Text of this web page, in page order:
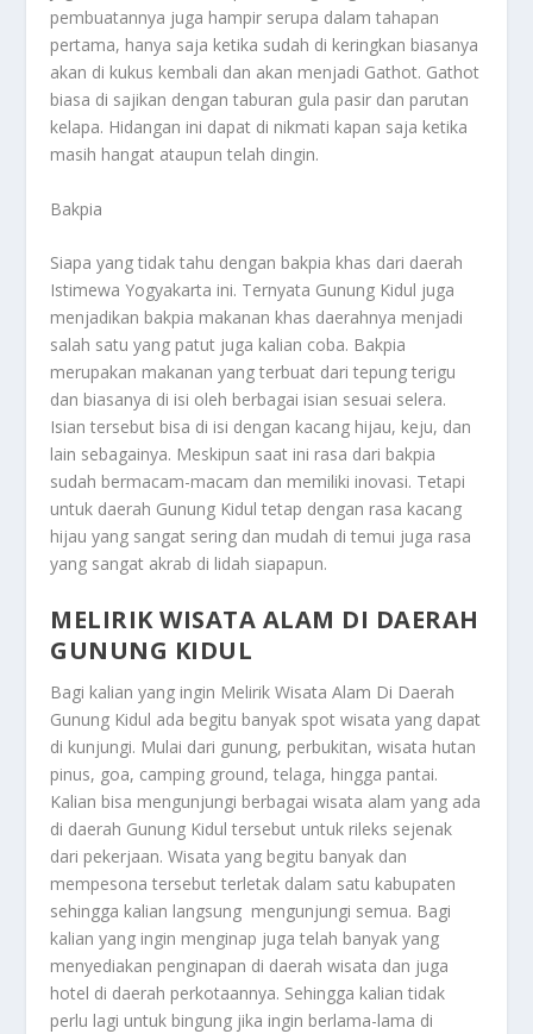
pembuatannya juga hampir serupa dalam tahapan
pertama, hanya saja ketika sudah di keringkan biasanya
akan di kukus kembali dan akan menjadi Gathot. Gathot
biasa di sajikan dengan taburan gula pasir dan parutan
kelapa. Hidangan ini dapat di nikmati kapan saja ketika
masih hangat ataupun telah dingin.
Bakpia
Siapa yang tidak tahu dengan bakpia khas dari daerah
Istimewa Yogyakarta ini. Ternyata Gunung Kidul juga
menjadikan bakpia makanan khas daerahnya menjadi
salah satu yang patut juga kalian coba. Bakpia
merupakan makanan yang terbuat dari tepung terigu
dan biasanya di isi oleh berbagai isian sesuai selera.
Isian tersebut bisa di isi dengan kacang hijau, keju, dan
lain sebagainya. Meskipun saat ini rasa dari bakpia
sudah bermacam-macam dan memiliki inovasi. Tetapi
untuk daerah Gunung Kidul tetap dengan rasa kacang
hijau yang sangat sering dan mudah di temui juga rasa
yang sangat akrab di lidah siapapun.
MELIRIK WISATA ALAM DI DAERAH
GUNUNG KIDUL
Bagi kalian yang ingin Melirik Wisata Alam Di Daerah
Gunung Kidul ada begitu banyak spot wisata yang dapat
di kunjungi. Mulai dari gunung, perbukitan, wisata hutan
pinus, goa, camping ground, telaga, hingga pantai.
Kalian bisa mengunjungi berbagai wisata alam yang ada
di daerah Gunung Kidul tersebut untuk rileks sejenak
dari pekerjaan. Wisata yang begitu banyak dan
mempesona tersebut terletak dalam satu kabupaten
sehingga kalian langsung mengunjungi semua. Bagi
kalian yang ingin menginap juga telah banyak yang
menyediakan penginapan di daerah wisata dan juga
hotel di daerah perkotaannya. Sehingga kalian tidak
perlu lagi untuk bingung jika ingin berlama-lama di